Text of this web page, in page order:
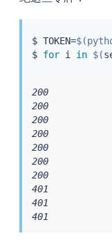
$ TOKEN=$(
$ for i in $(
200
200
200
200
200
200
200
401
401
401